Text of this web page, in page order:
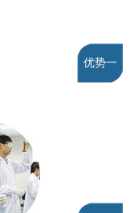
优势一